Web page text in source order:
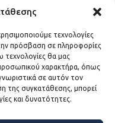
τεχνολογίες
πρόσβαση σε πληροφορίες
τεχνολογίες θα μας
χαρακτήρα, όπως
σε αυτόν τον
της συγκατάθεσης, μπορεί
και δυνατότητες.
2147500